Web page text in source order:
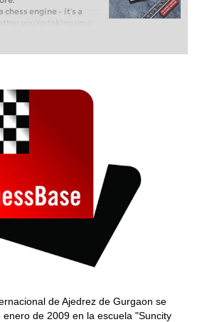
engine – it’s a
you’re taking your
club chess, or already
with FRITZ, you can
and with a
de Ajedrez de Gurgaon se
de 2009 en la escuela "Suncity